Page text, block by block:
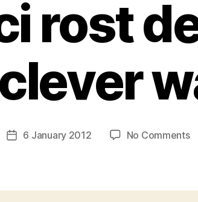
rost
Post6 January 2012 No Commentson